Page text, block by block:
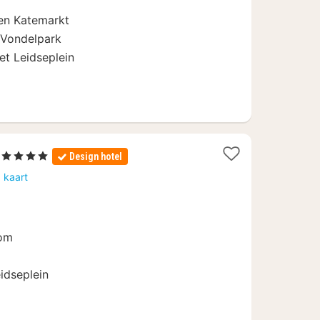
Katemarkt
Leidseplein
1
nacht
vanaf
, 4 Sterren Design hotel
kaart